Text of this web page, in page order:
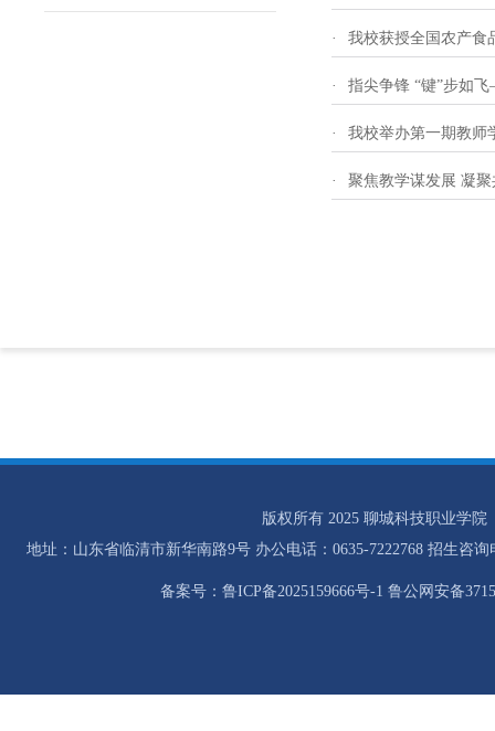
· 我校获授全国农产食
· 指尖争锋 “键”步如
· 我校举办第一期教师
· 聚焦教学谋发展 凝
版权所有 2025 聊城科技职业学院
地址：山东省临清市新华南路9号 办公电话：0635-7222768 招生咨询
备案号：鲁ICP备2025159666号-1 鲁公网安备